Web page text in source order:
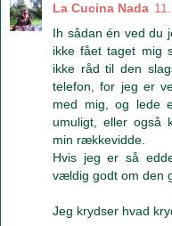
La Cucina Nada
Ih sådan én ved du
ikke fået taget mig
ikke råd til den
telefon, for jeg er
med mig, og lede
umuligt, eller også
min rækkevidde.
Hvis jeg er så
vældig godt om den
Jeg krydser hvad